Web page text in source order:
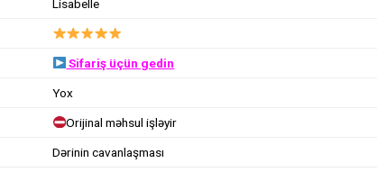
Lisabelle
Sifariş üçün gedin
Yox
Orijinal məhsul işləyir
Dərinin cavanlaşması